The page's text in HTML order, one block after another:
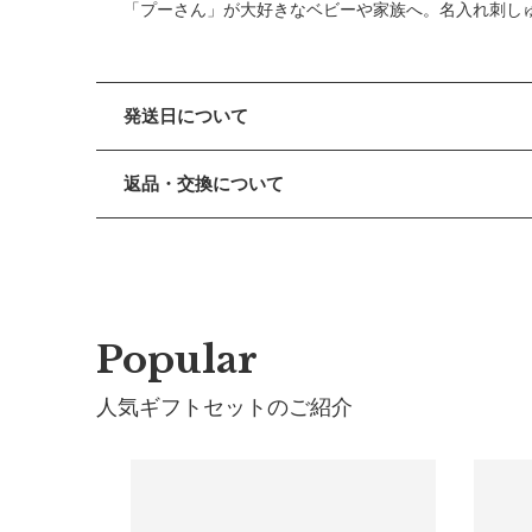
「プーさん」が大好きなベビーや家族へ。名入れ刺し
発送日について
午前9時までのご注文は、【営業日から当日】の発送と
午前9時以降のご注文は、【翌営業日】の発送となり
・ご注文内容に確認すべき内容がある場合について
返品・交換について
交換の際の往復の送料及び代引手数料は、お客様のご
■ 初期不良・商品間違いによる返品・交換
早急に対応させていただきます。交換の際の往復の手
Popular
人気ギフトセットのご紹介